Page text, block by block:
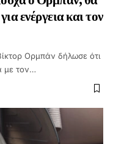
ενέργεια και τον
Ορμπάν δήλωσε ότι
με τον…